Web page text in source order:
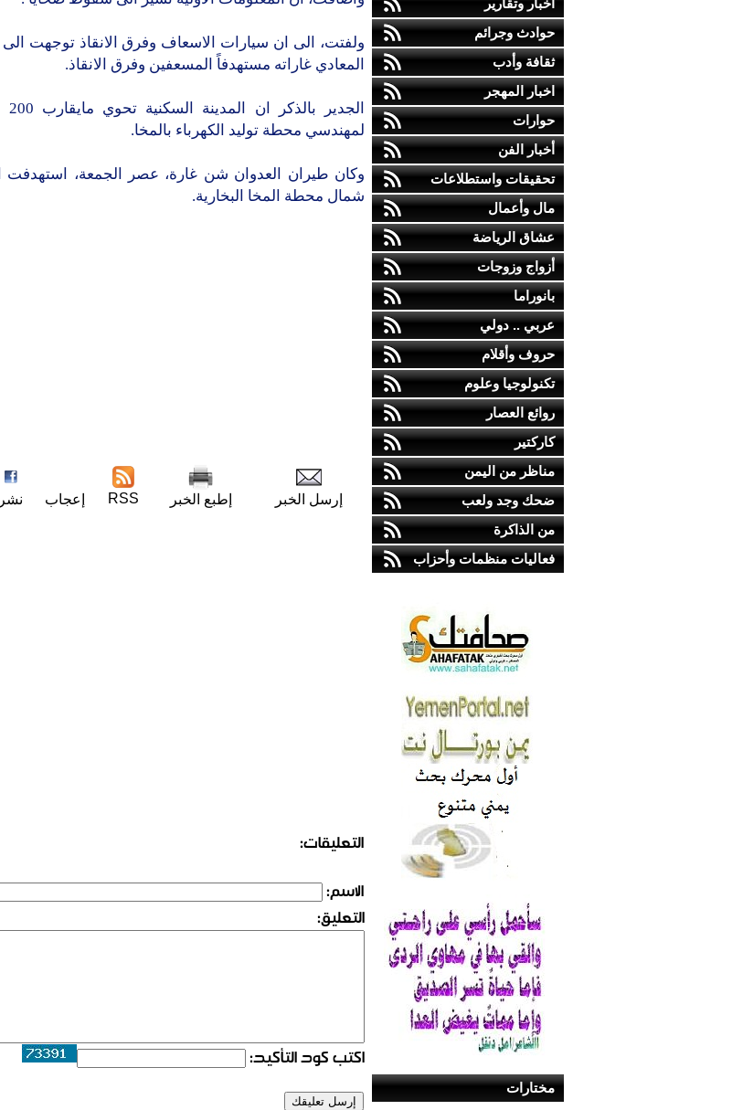
أخبار وتقارير
حوادث وجرائم
ثقافة وأدب
اخبار المهجر
حوارات
أخبار الفن
تحقيقات واستطلاعات
مال وأعمال
عشاق الرياضة
أزواج وزوجات
بانوراما
عربي .. دولي
حروف وأقلام
تكنولوجيا وعلوم
روائع العصار
كاركتير
مناظر من اليمن
ضحك وجد ولعب
من الذاكرة
فعاليات منظمات وأحزاب
مختارات
ولفتت، الى ان سيارات الاسعاف وفرق الانقاذ توجهت الى
المعادي غاراته مستهدفاً المسعفين وفرق الانقاذ.
لمهندسي محطة توليد الكهرباء بالمخا.
وكان طيران العدوان شن غارة، عصر الجمعة، استهدفت
شمال محطة المخا البخارية.
إرسل الخبر إطبع الخبر RSS إعجاب نشر
التعليقات:
الاسم:
التعليق:
اكتب كود التأكيد: